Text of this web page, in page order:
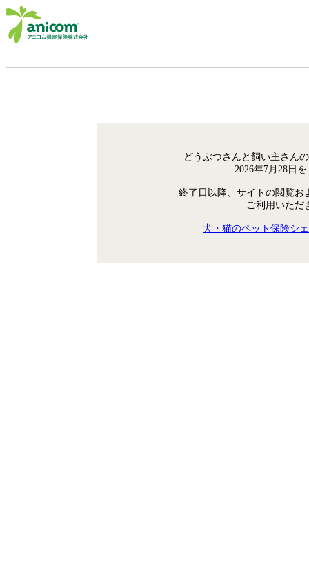
どうぶつさんと飼い主さん
2026年7月28日
終了日以降、サイトの閲覧お
ご利用いただ
犬・猫のペット保険シ